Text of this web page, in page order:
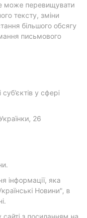
може перевищувати
тексту, зміни
більшого обсягу
письмового
у сфері
26
інформації, яка
Новини", в
сайті з посиланням на